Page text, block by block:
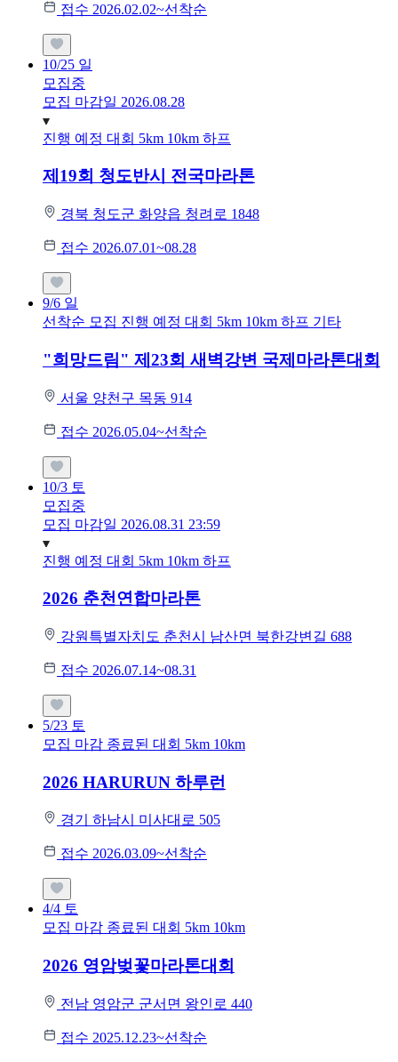
접수 2026.02.02~선착순
10/25 일
모집중
모집 마감일 2026.08.28
진행 예정 대회 5km 10km 하프
제19회 청도반시 전국마라톤
경북 청도군 화양읍 청려로 1848
접수 2026.07.01~08.28
9/6 일
선착순 모집 진행 예정 대회 5km 10km 하프 기타
"희망드림" 제23회 새벽강변 국제마라톤대회
서울 양천구 목동 914
접수 2026.05.04~선착순
10/3 토
모집중
모집 마감일 2026.08.31 23:59
진행 예정 대회 5km 10km 하프
2026 춘천연합마라톤
강원특별자치도 춘천시 남산면 북한강변길 688
접수 2026.07.14~08.31
5/23 토
모집 마감 종료된 대회 5km 10km
2026 HARURUN 하루런
경기 하남시 미사대로 505
접수 2026.03.09~선착순
4/4 토
모집 마감 종료된 대회 5km 10km
2026 영암벚꽃마라톤대회
전남 영암군 군서면 왕인로 440
접수 2025.12.23~선착순